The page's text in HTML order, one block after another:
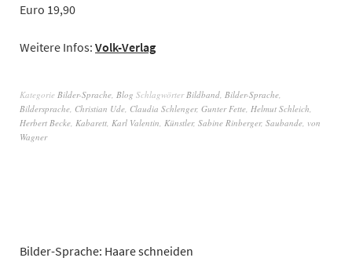
Euro 19,90
Weitere Infos: Volk-Verlag
Kategorie Bilder-Sprache Blog Schlagwörter Bildband Bilder-Sprache
Bildersprache Christian Ude Claudia Schlenger, Gunter Fette Helmut Schleich
Herbert Becke Kabarett Karl Valentin Künstler, Sabine Rinberger, Saubande von
Wagner
Bilder-Sprache: Haare schneiden